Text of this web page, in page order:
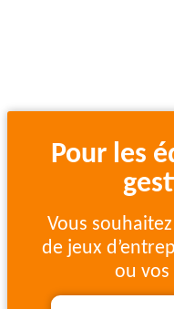
Pour les
Vous
de jeux
ou